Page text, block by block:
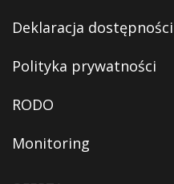
Deklaracja dostępności
Polityka prywatności
RODO
Monitoring